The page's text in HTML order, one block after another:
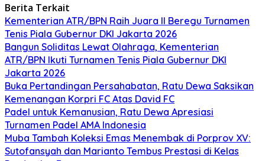
Berita Terkait
Kementerian ATR/BPN Raih Juara II Beregu Turnamen
Tenis Piala Gubernur DKI Jakarta 2026
Bangun Soliditas Lewat Olahraga, Kementerian
ATR/BPN Ikuti Turnamen Tenis Piala Gubernur DKI
Jakarta 2026
Buka Pertandingan Persahabatan, Ratu Dewa Saksikan
Kemenangan Korpri FC Atas David FC
Padel untuk Kemanusian, Ratu Dewa Apresiasi
Turnamen Padel AMA Indonesia
Muba Tambah Koleksi Emas Menembak di Porprov XV:
Sutofansyah dan Marianto Tembus Prestasi di Kelas